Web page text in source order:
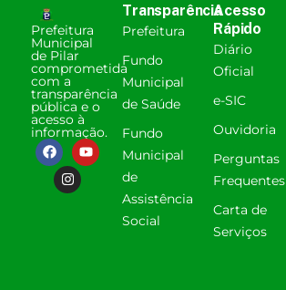
Prefeitura
Municipal
de Pilar
comprometida
com a
transparência
pública e o
acesso à
informação.
Transparência
Prefeitura
Fundo
Municipal
de Saúde
Fundo
Municipal
de
Assistência
Social
Acesso
Rápido
Diário
Oficial
e-SIC
Ouvidoria
Perguntas
Frequentes
Carta de
Serviços